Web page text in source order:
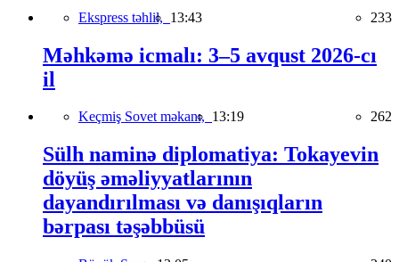
Ekspress təhlil, 13:43 233
Məhkəmə icmalı: 3–5 avqust 2026-cı
il
Keçmiş Sovet məkanı, 13:19 262
Sülh naminə diplomatiya: Tokayevin
döyüş əməliyyatlarının
dayandırılması və danışıqların
bərpası təşəbbüsü